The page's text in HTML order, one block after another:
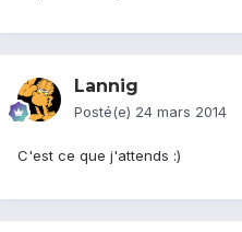
Lannig
Posté(e) 24 mars 2014
C'est ce que j'attends :)